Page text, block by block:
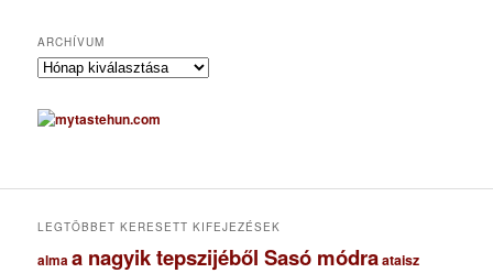
ARCHÍVUM
A
c
h
u
LEGTÖBBET KERESETT KIFEJEZÉSEK
almaa nagyik tepszijéből Sasó módraataisz